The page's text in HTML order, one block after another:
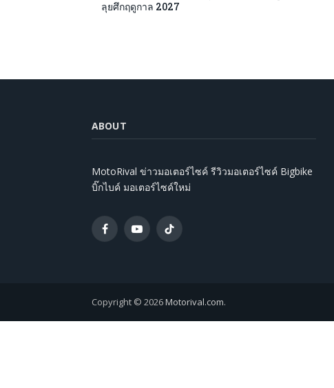
ลุยศึกฤดูกาล 2027
ABOUT
MotoRival ข่าวมอเตอร์ไซค์ รีวิวมอเตอร์ไซค์ Bigbike
บิ๊กไบค์ มอเตอร์ไซค์ใหม่
FacebookYouTubeTikTok
Copyright © 2026Motorival.com.